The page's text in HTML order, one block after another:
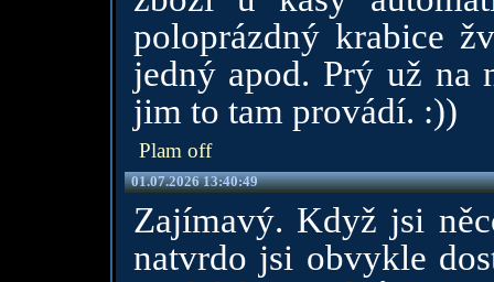
poloprázdný krabice
jedný apod. Prý už na
jim to tam provádí. :))
Plam off
01.07.2026 13:40:49
Zajímavý. Když jsi
natvrdo jsi obvykle